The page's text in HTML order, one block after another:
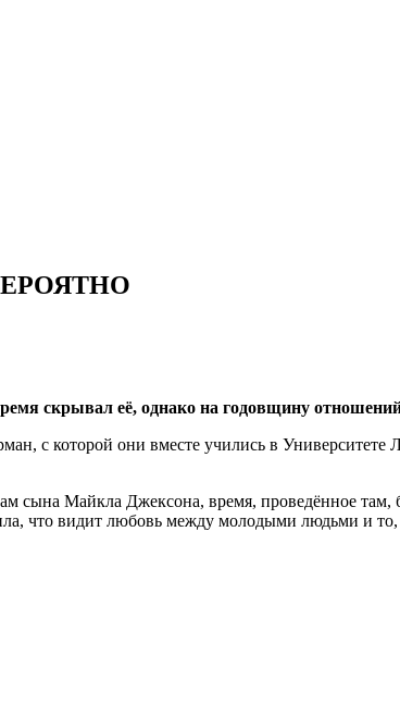
скрывал её, однако на годовщину
с которой они вместе учились в
сына Майкла Джексона, время, проведённое
что видит любовь между молодыми людьми и